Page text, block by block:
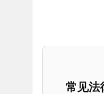
常见法